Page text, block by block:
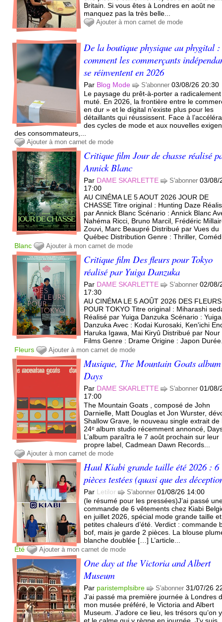
Britain. Si vous êtes à Londres en août ne
manquez pas la très belle...
Ajouter à mon carnet de mode
De la boutique physique au phygital :
comment les commerçants
se réinventent en 2026
Par Blog Mode S'abonner 03/08/26 20:30
Le paysage du prêt-à-porter a radicalement
muté. En 2026, la frontière entre le
en dur » et le digital n’existe plus pour les
détaillants qui réussissent. Face à
des cycles de mode et aux nouvelles
des consommateurs,...
Ajouter à mon carnet de mode
Critique film Jour de chasse réalisé
Annick Blanc
Par DAME SKARLETTE S'abonner 03/08/
17:00
AU CINÉMA LE 5 AOUT 2026 JOUR DE
CHASSE Titre original : Hunting Daze
par Annick Blanc Scénario : Annick Blanc
Nahéma Ricci, Bruno Marcil, Frédéric
Zouvi, Marc Beaupré Distribué par Vues du
Québec Distribution Genre : Thriller,
Blanc
Ajouter à mon carnet de mode
Critique film Des fleurs pour Tokyo
réalisé par Yuiga Danzuka
Par DAME SKARLETTE S'abonner 02/08/
17:30
AU CINÉMA LE 5 AOÛT 2026 DES FLEURS
POUR TOKYO Titre original : Miharashi
Réalisé par Yuiga Danzuka Scénario : Yuiga
Danzuka Avec : Kodai Kurosaki, Ken'ichi
Haruka Igawa, Mai Kiryû Distribué par Nour
Films Genre : Drame Origine : Japon
Fleurs
Ajouter à mon carnet de mode
Musique, The Mountain Goats album
Days
Par DAME SKARLETTE S'abonner 01/08/
17:00
The Mountain Goats , composé de John
Darnielle, Matt Douglas et Jon Wurster,
Shallow Grave, le nouveau single extrait de
24ᵉ album studio récemment annoncé,
L’album paraîtra le 7 août prochain sur leur
propre label, Cadmean Dawn Records...
Ajouter à mon carnet de mode
Haul Kiabi grande taille été 2026 : 6
pièces testées (quasi que des
Par Letilor S'abonner 01/08/26 14:00
(le résumé pour les pressées)J’ai passé
commande de 6 vêtements chez Kiabi
en juillet 2026, spécial mode grande taille et
petites chaleurs d’été. Verdict : commande
bof, mais je garde 2 pièces. La blouse
blanche doublée […] L’article...
Été
Ajouter à mon carnet de mode
One day at the Victoria and Albert
Museum
Par paristemplsibre S'abonner 31/07/26
J’ai passé ma première journée à Londres
mon musée préféré, le Victoria and Albert
Museum. J’adore ce lieu, les trésors qu’on
et le calme qui y règne en journée. J’y suis